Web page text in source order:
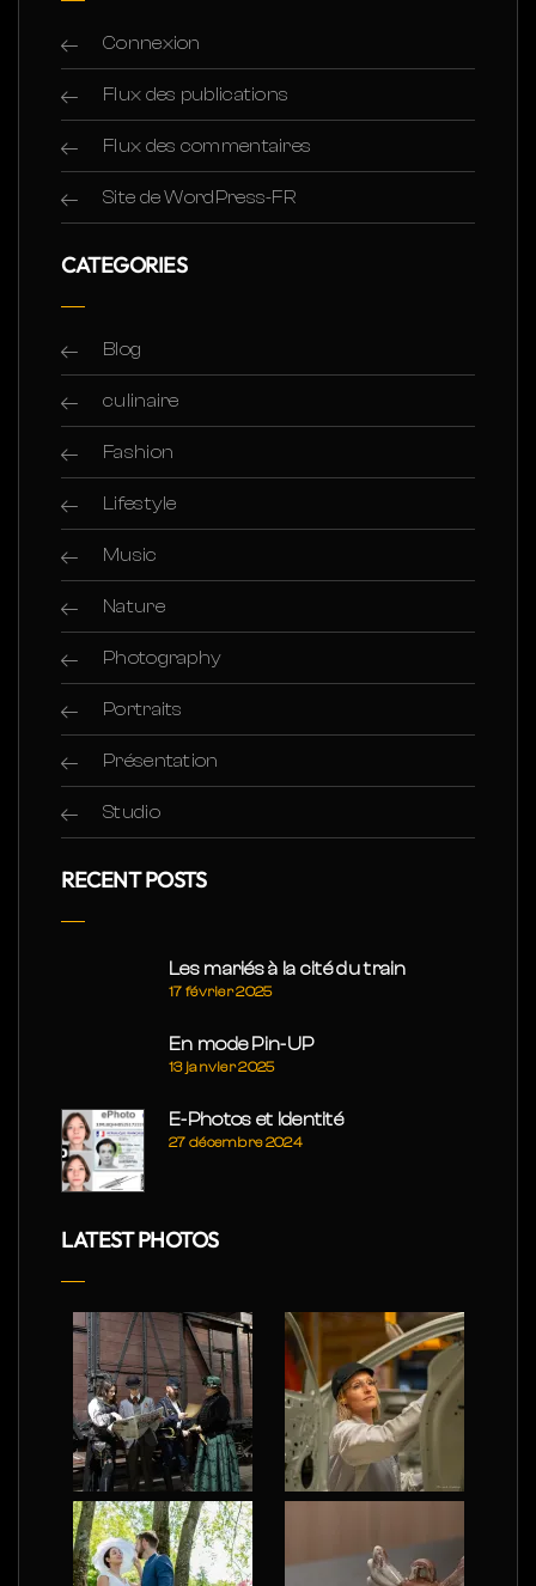
Connexion
Flux des publications
Flux des commentaires
Site de WordPress-FR
CATEGORIES
Blog
culinaire
Fashion
Lifestyle
Music
Nature
Photography
Portraits
Présentation
Studio
RECENT POSTS
Les mariés à la cité du train
17 février 2025
En mode Pin-UP
13 janvier 2025
E-Photos et Identité
27 décembre 2024
LATEST PHOTOS